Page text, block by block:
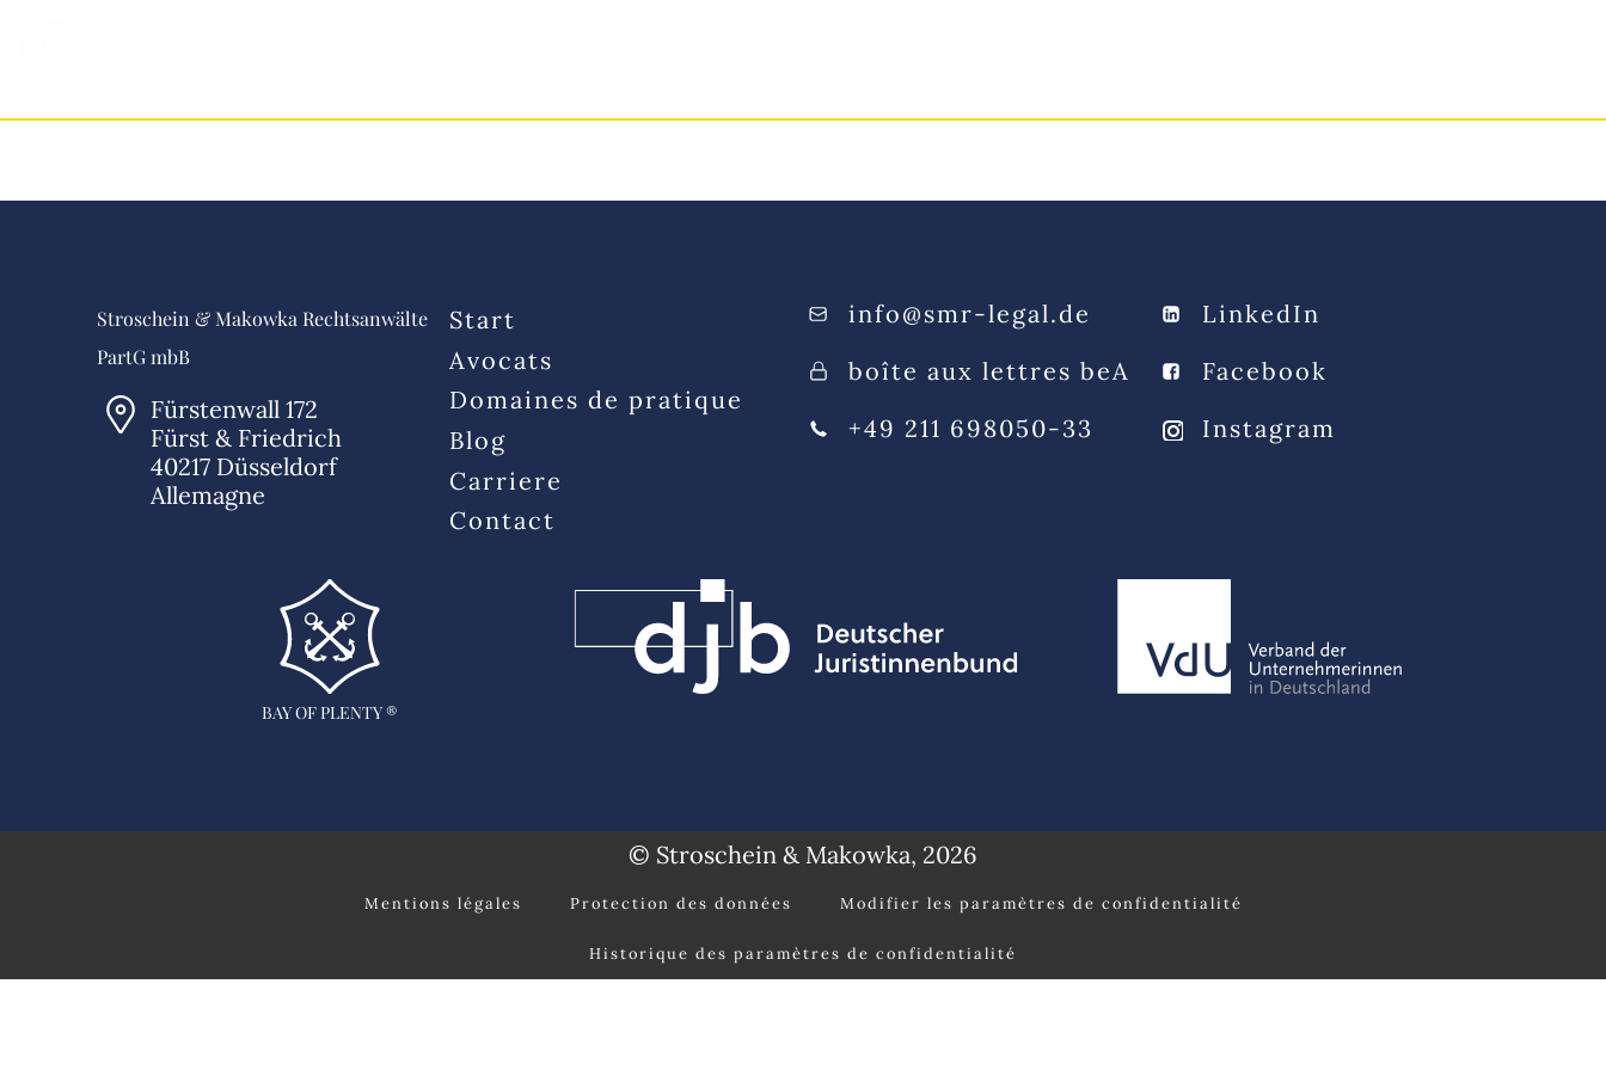
Stroschein & Makowka Rechtsanwälte
PartG mbB
Fürstenwall 172
Fürst & Friedrich
40217 Düsseldorf
Allemagne
Start
Avocats
Domaines de pratique
Blog
Carriere
Contact
info@smr-legal.de
boîte aux lettres beA
+49 211 698050-33
LinkedIn
Facebook
Instagram
BAY OF PLENTY ®
© Stroschein & Makowka, 2026
Mentions légales Protection des données Modifier les paramètres de confidentialité
Historique des paramètres de confidentialité